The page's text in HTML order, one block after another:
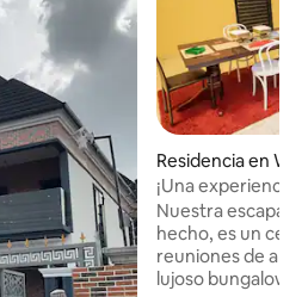
Residencia en
¡Una experiencia
Nuestra
hecho, es un
reuniones de
lujoso bungalow